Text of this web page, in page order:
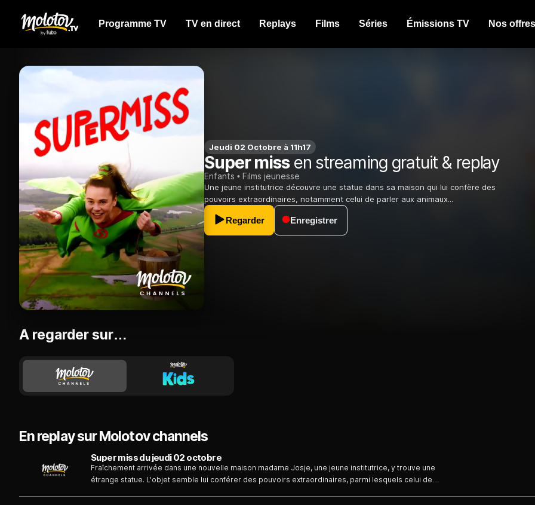
Programme TV TV en direct Replays Films Séries Émissions TV Nos offres
Jeudi 02 Octobre à 11h17
Super missen streaming gratuit & replay
Enfants Films jeunesse
Une jeune institutrice découvre une statue dans sa maison qui lui confère des
pouvoirs extraordinaires, notamment celui de parler aux animaux...
Regarder Enregistrer
A regarder sur…
En replay sur Molotov channels
Super miss du jeudi 02 octobre
Fraîchement arrivée dans une nouvelle maison madame Josje, une jeune institutrice, y trouve une
étrange statue. L'objet semble lui conférer des pouvoirs extraordinaires, parmi lesquels celui de